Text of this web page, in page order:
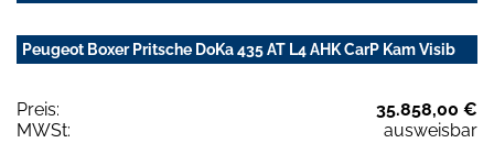
Peugeot Boxer Pritsche DoKa 435 AT L4 AHK CarP Kam Visib
Preis:
35.858,00 €
MWSt:
ausweisbar